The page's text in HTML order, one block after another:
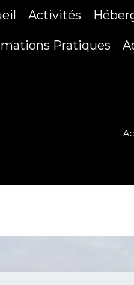
Activités
Pratiques